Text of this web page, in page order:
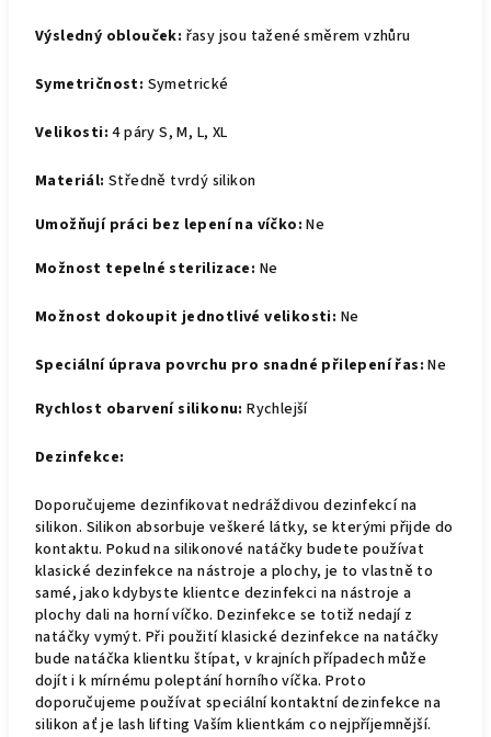
Výsledný oblouček: řasy jsou tažené směrem vzhůru
Symetričnost: Symetrické
Velikosti:4 páry S, M, L, XL
Materiál: Středně tvrdý silikon
Umožňují práci bez lepení na víčko: Ne
Možnost tepelné sterilizace: Ne
Možnost dokoupit jednotlivé velikosti: Ne
Speciální úprava povrchu pro snadné přilepení řas: Ne
Rychlost obarvení silikonu: Rychlejší
Dezinfekce:
Doporučujeme dezinfikovat nedráždivou dezinfekcí na
silikon. Silikon absorbuje veškeré látky, se kterými přijde do
kontaktu. Pokud na silikonové natáčky budete používat
klasické dezinfekce na nástroje a plochy, je to vlastně to
samé, jako kdybyste klientce dezinfekci na nástroje a
plochy dali na horní víčko. Dezinfekce se totiž nedají z
natáčky vymýt. Při použití klasické dezinfekce na natáčky
bude natáčka klientku štípat, v krajních případech může
dojít i k mírnému poleptání horního víčka. Proto
doporučujeme používat speciální kontaktní dezinfekce na
silikon ať je lash lifting Vaším klientkám co nejpříjemnější.